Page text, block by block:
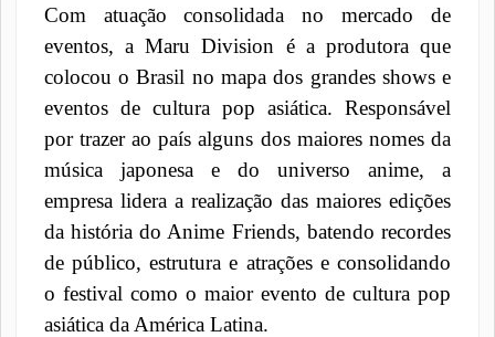
Com atuação consolidada no mercado de
eventos, a Maru Division é a produtora que
colocou o Brasil no mapa dos grandes shows e
eventos de cultura pop asiática. Responsável
por trazer ao país alguns dos maiores nomes da
música japonesa e do universo anime, a
empresa lidera a realização das maiores edições
da história do Anime Friends, batendo recordes
de público, estrutura e atrações e consolidando
o festival como o maior evento de cultura pop
asiática da América Latina.